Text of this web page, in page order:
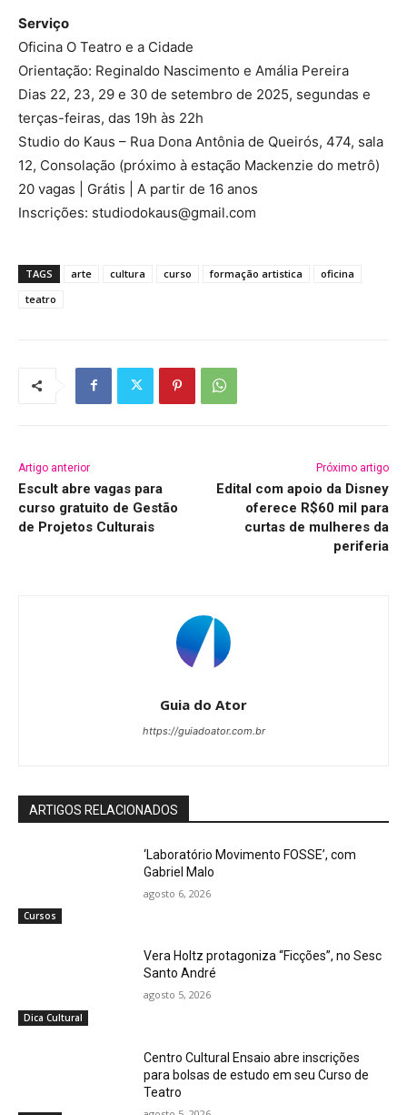
Serviço
Oficina O Teatro e a Cidade
Orientação: Reginaldo Nascimento e Amália Pereira
Dias 22, 23, 29 e 30 de setembro de 2025, segundas e
terças-feiras, das 19h às 22h
Studio do Kaus – Rua Dona Antônia de Queirós, 474, sala
12, Consolação (próximo à estação Mackenzie do metrô)
20 vagas | Grátis | A partir de 16 anos
Inscrições: studiodokaus@gmail.com
TAGS arte cultura curso formação artistica
oficina
teatro
Artigo anterior
Escult abre vagas para
curso gratuito de Gestão
de Projetos Culturais
Próximo artigo
Edital com apoio da Disney
oferece R$60 mil para
curtas de mulheres da
periferia
Guia do Ator
https://guiadoator.com.br
ARTIGOS RELACIONADOS
Cursos
‘Laboratório Movimento FOSSE’, com
Gabriel Malo
agosto 6, 2026
Dica Cultural
Vera Holtz protagoniza “Ficções”, no Sesc
Santo André
agosto 5, 2026
Centro Cultural Ensaio abre inscrições
para bolsas de estudo em seu Curso de
Teatro